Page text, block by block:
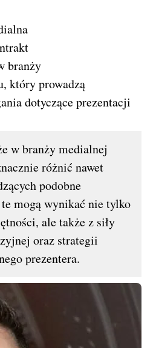
branży
który prowadzą
dotyczące prezentacji
w branży medialnej
różnić nawet
podobne
mogą wynikać nie tylko
ale także z siły
oraz strategii
prezentera.